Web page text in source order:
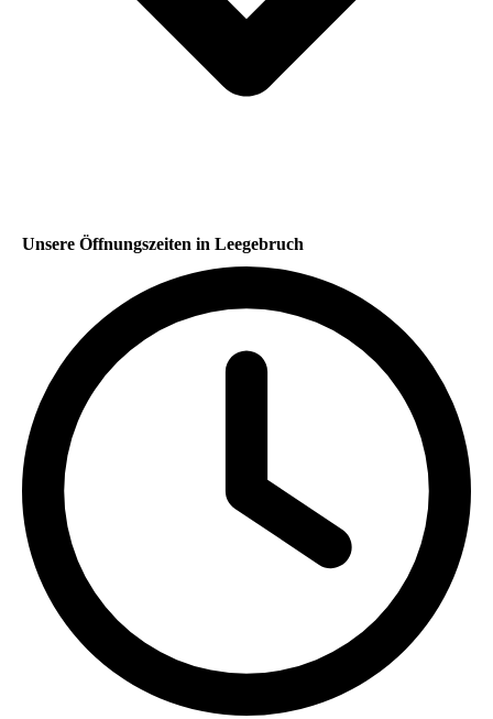
Unsere Öffnungszeiten in Leegebruch